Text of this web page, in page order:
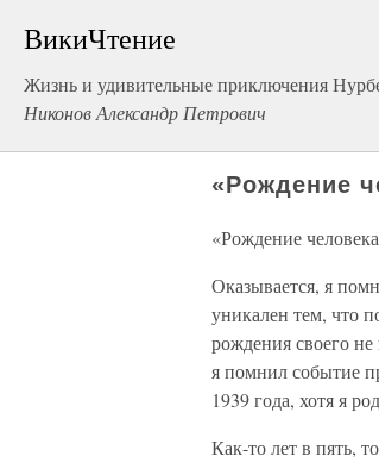
ВикиЧтение
Жизнь и удивительные приключения
Никонов Александр Петрович
«Рождение
«Рождение
Оказывается, я
уникален тем, что
рождения своего
я помнил событие
1939 года, хотя я
Как-то лет в пять,